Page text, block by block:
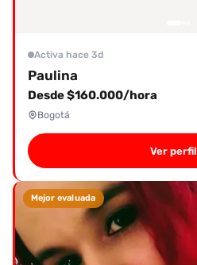
Activa hace 3d
Paulina
Desde $160.000/hora
Bogotá
Ver perfil
Mejor evaluada